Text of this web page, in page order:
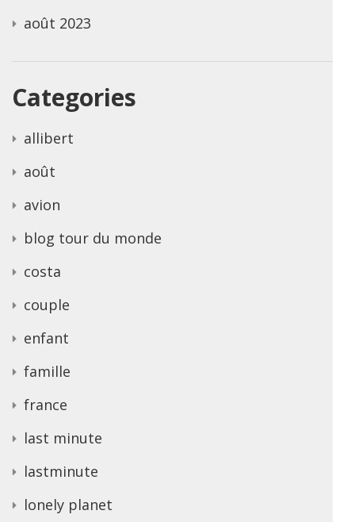
août 2023
Categories
allibert
août
avion
blog tour du monde
costa
couple
enfant
famille
france
last minute
lastminute
lonely planet